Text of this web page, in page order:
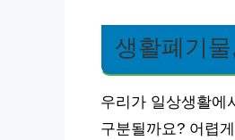
생활폐기
우리가 일상생활에
구분될까요? 어렵